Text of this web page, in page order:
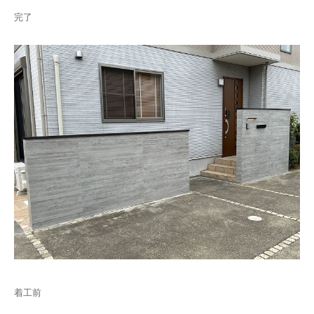
完了
着工前